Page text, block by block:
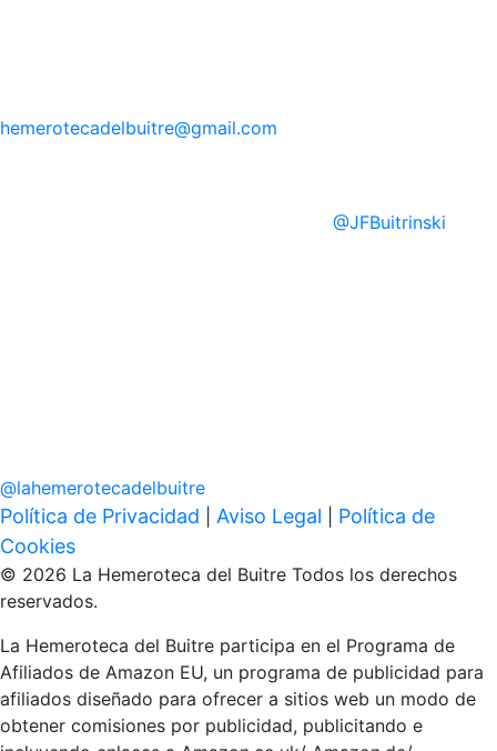
hemerotecadelbuitre@gmail.com
@JFBuitrinski
@lahemerotecadelbuitre
Política de Privacidad Aviso Legal
Política de
Cookies
© 2026 La Hemeroteca del Buitre Todos los derechos
reservados.
La Hemeroteca del Buitre participa en el Programa de
Afiliados de Amazon EU, un programa de publicidad para
afiliados diseñado para ofrecer a sitios web un modo de
obtener comisiones por publicidad, publicitando e